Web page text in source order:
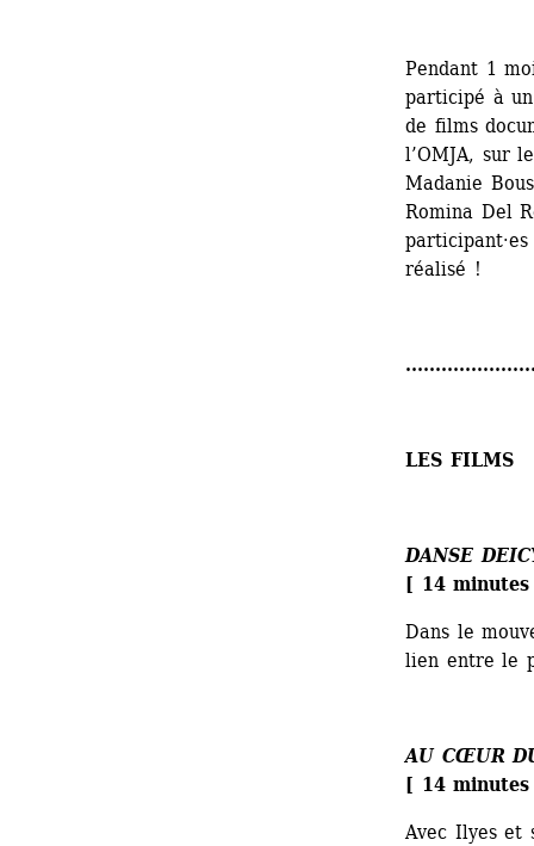
Pendant 1
participé à
de films
l’OMJA, sur
Madanie
Romina Del
réalisé !
LES FILMS
DANSE
[ 14
Dans le
lien entre le
AU CŒUR
[ 14
Avec Ilyes et